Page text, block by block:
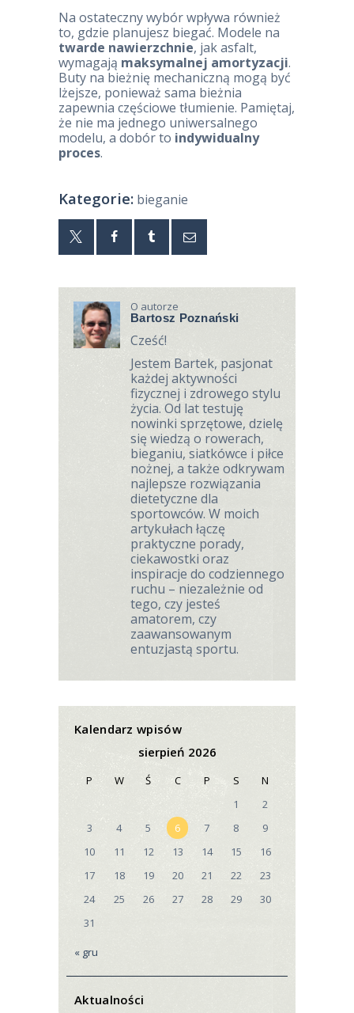
Na ostateczny wybór wpływa również
to, gdzie planujesz biegać. Modele na
twarde nawierzchnie, jak asfalt,
wymagają maksymalnej amortyzacji.
Buty na bieżnię mechaniczną mogą być
lżejsze, ponieważ sama bieżnia
zapewnia częściowe tłumienie. Pamiętaj,
że nie ma jednego uniwersalnego
modelu, a dobór to indywidualny
proces.
Kategorie: bieganie
O autorze
Bartosz Poznański
Cześć!
Jestem Bartek, pasjonat
każdej aktywności
fizycznej i zdrowego stylu
życia. Od lat testuję
nowinki sprzętowe, dzielę
się wiedzą o rowerach,
bieganiu, siatkówce i piłce
nożnej, a także odkrywam
najlepsze rozwiązania
dietetyczne dla
sportowców. W moich
artykułach łączę
praktyczne porady,
ciekawostki oraz
inspiracje do codziennego
ruchu – niezależnie od
tego, czy jesteś
amatorem, czy
zaawansowanym
entuzjastą sportu.
Kalendarz wpisów
sierpień 2026
P W Ś C P S
N
1
2
3
4 5 6 7 8
9
10
11 12 13 14 15
16
17
18 19 20 21 22
23
24
25 26 27 28 29
30
31
« gru
Aktualności